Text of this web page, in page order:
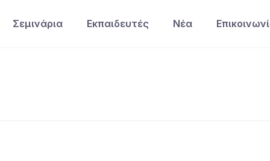
Σεμινάρια Εκπαιδευτές Νέα